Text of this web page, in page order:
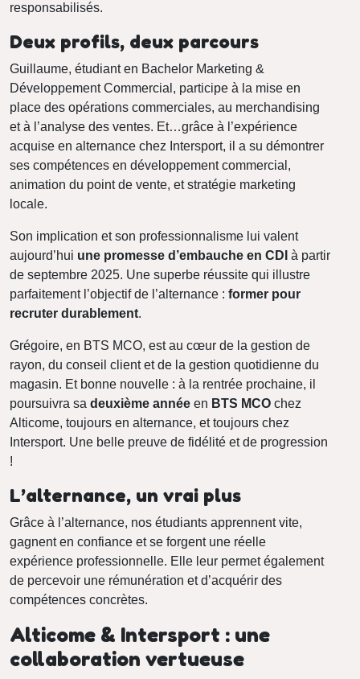
responsabilisés.
Deux profils, deux parcours
Guillaume, étudiant en Bachelor Marketing &
Développement Commercial, participe à la mise en
place des opérations commerciales, au merchandising
et à l’analyse des ventes. Et…grâce à l’expérience
acquise en alternance chez Intersport, il a su démontrer
ses compétences en développement commercial,
animation du point de vente, et stratégie marketing
locale.
Son implication et son professionnalisme lui valent
aujourd’hui une promesse d’embauche en CDI à partir
de septembre 2025. Une superbe réussite qui illustre
parfaitement l’objectif de l’alternance : former pour
recruter durablement.
Grégoire, en BTS MCO, est au cœur de la gestion de
rayon, du conseil client et de la gestion quotidienne du
magasin. Et bonne nouvelle : à la rentrée prochaine, il
poursuivra sa deuxième année en BTS MCO chez
Alticome, toujours en alternance, et toujours chez
Intersport. Une belle preuve de fidélité et de progression
!
L’alternance, un vrai plus
Grâce à l’alternance, nos étudiants apprennent vite,
gagnent en confiance et se forgent une réelle
expérience professionnelle. Elle leur permet également
de percevoir une rémunération et d’acquérir des
compétences concrètes.
Alticome & Intersport : une
collaboration vertueuse